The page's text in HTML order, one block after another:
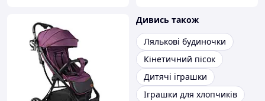
Дивись також
Лялькові будиночки
Кінетичний пісок
Дитячі іграшки
Іграшки для хлопчиків